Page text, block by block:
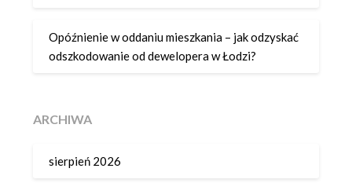
Opóźnienie w oddaniu mieszkania – jak odzyskać
odszkodowanie od dewelopera w Łodzi?
ARCHIWA
sierpień 2026